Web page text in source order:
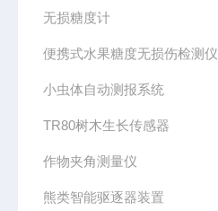
无损糖度计
便携式水果糖度无损伤检测仪
小虫体自动测报系统
TR80树木生长传感器
作物夹角测量仪
熊类智能驱逐器装置